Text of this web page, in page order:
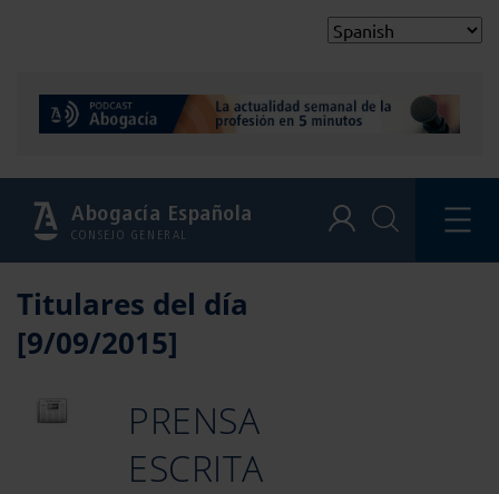
Abogacía Española
CONSEJO GENERAL
Titulares del día
[9/09/2015]
PRENSA
ESCRITA